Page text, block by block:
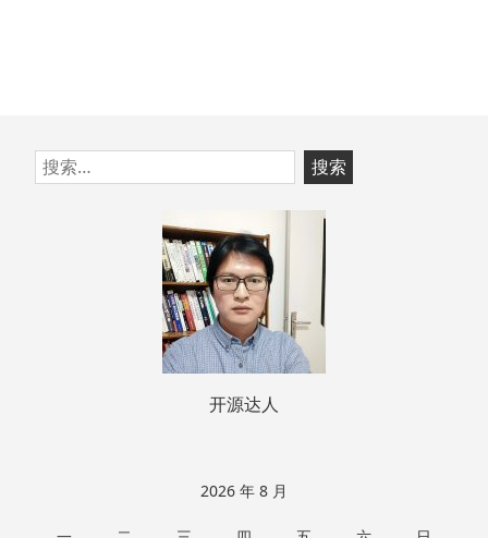
跳
至
搜
索：
开源达人
2026 年 8 月